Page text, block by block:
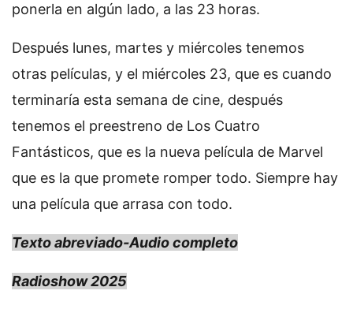
ponerla en algún lado, a las 23 horas.
Después lunes, martes y miércoles tenemos
otras películas, y el miércoles 23, que es cuando
terminaría esta semana de cine, después
tenemos el preestreno de Los Cuatro
Fantásticos, que es la nueva película de Marvel
que es la que promete romper todo. Siempre hay
una película que arrasa con todo.
Texto abreviado-Audio completo
Radioshow 2025